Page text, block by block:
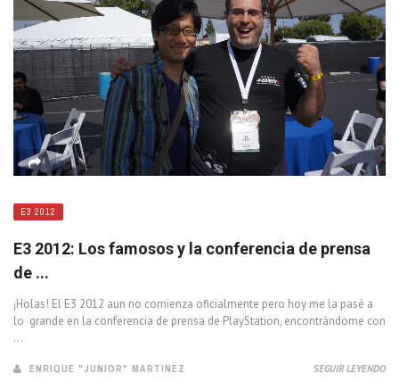
E3 2012
E3 2012: Los famosos y la conferencia de prensa
de ...
¡Holas! El E3 2012 aun no comienza oficialmente pero hoy me la pasé a
lo grande en la conferencia de prensa de PlayStation, encontrándome con
...
ENRIQUE "JUNIOR" MARTINEZ SEGUIR LEYENDO